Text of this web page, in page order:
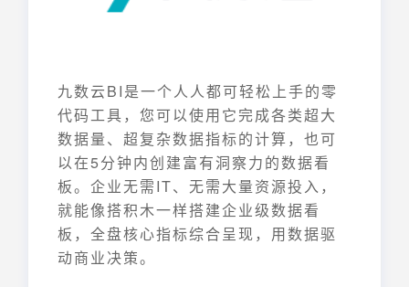
九数云BI是一个人人都可轻松上手的零
代码工具，您可以使用它完成各类超大
数据量、超复杂数据指标的计算，也可
以在5分钟内创建富有洞察力的数据看
板。企业无需IT、无需大量资源投入，
就能像搭积木一样搭建企业级数据看
板，全盘核心指标综合呈现，用数据驱
动商业决策。